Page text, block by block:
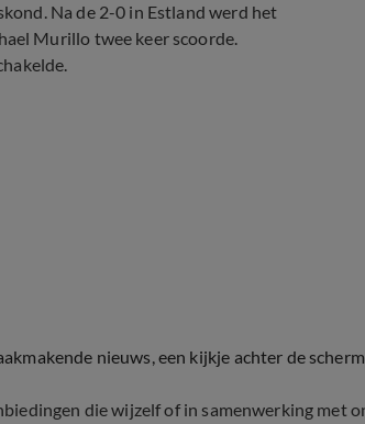
Na de 2-0 in Estland werd het
Murillo twee keer scoorde.
nieuws, een kijkje achter de
die wijzelf of in samenwerking met